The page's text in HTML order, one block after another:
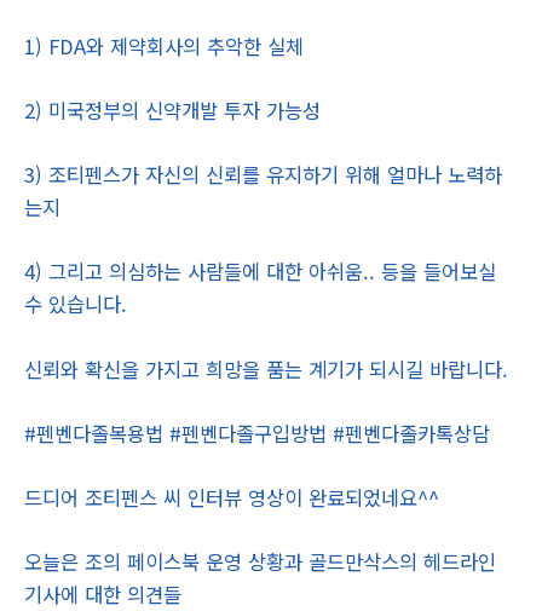
1) FDA와 제약회사의 추악한 실체
2) 미국정부의 신약개발 투자 가능성
3) 조티펜스가 자신의 신뢰를 유지하기 위해 얼마나 노력하
는지
4) 그리고 의심하는 사람들에 대한 아쉬움.. 등을 들어보실
수 있습니다.
신뢰와 확신을 가지고 희망을 품는 계기가 되시길 바랍니다.
#펜벤다졸복용법 #펜벤다졸구입방법 #펜벤다졸카톡상담
드디어 조티펜스 씨 인터뷰 영상이 완료되었네요^^
오늘은 조의 페이스북 운영 상황과 골드만삭스의 헤드라인
기사에 대한 의견들